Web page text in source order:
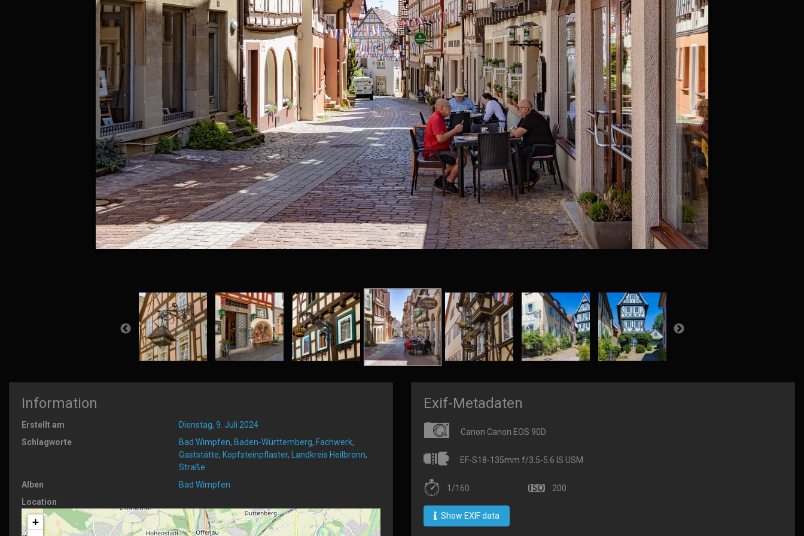
Information
Erstellt am
Dienstag, 9. Juli 2024
Schlagworte
Bad Wimpfen, Baden-Württemberg, Fachwerk,
Gaststätte, Kopfsteinpflaster, Landkreis Heilbronn,
Straße
Alben
Bad Wimpfen
Location
+
Exif-Metadaten
Canon Canon EOS 90D
EF-S18-135mm f/3.5-5.6 IS USM
1/160 200
Show EXIF data